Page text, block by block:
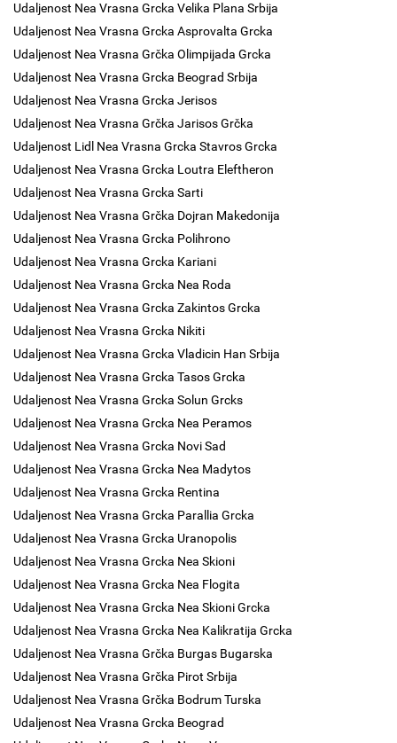
Udaljenost Nea Vrasna Grcka Velika Plana Srbija
Udaljenost Nea Vrasna Grcka Asprovalta Grcka
Udaljenost Nea Vrasna Grčka Olimpijada Grcka
Udaljenost Nea Vrasna Grcka Beograd Srbija
Udaljenost Nea Vrasna Grcka Jerisos
Udaljenost Nea Vrasna Grčka Jarisos Grčka
Udaljenost Lidl Nea Vrasna Grcka Stavros Grcka
Udaljenost Nea Vrasna Grcka Loutra Eleftheron
Udaljenost Nea Vrasna Grcka Sarti
Udaljenost Nea Vrasna Grčka Dojran Makedonija
Udaljenost Nea Vrasna Grcka Polihrono
Udaljenost Nea Vrasna Grcka Kariani
Udaljenost Nea Vrasna Grcka Nea Roda
Udaljenost Nea Vrasna Grcka Zakintos Grcka
Udaljenost Nea Vrasna Grcka Nikiti
Udaljenost Nea Vrasna Grcka Vladicin Han Srbija
Udaljenost Nea Vrasna Grcka Tasos Grcka
Udaljenost Nea Vrasna Grcka Solun Grcks
Udaljenost Nea Vrasna Grcka Nea Peramos
Udaljenost Nea Vrasna Grcka Novi Sad
Udaljenost Nea Vrasna Grcka Nea Madytos
Udaljenost Nea Vrasna Grcka Rentina
Udaljenost Nea Vrasna Grcka Parallia Grcka
Udaljenost Nea Vrasna Grcka Uranopolis
Udaljenost Nea Vrasna Grcka Nea Skioni
Udaljenost Nea Vrasna Grcka Nea Flogita
Udaljenost Nea Vrasna Grcka Nea Skioni Grcka
Udaljenost Nea Vrasna Grcka Nea Kalikratija Grcka
Udaljenost Nea Vrasna Grčka Burgas Bugarska
Udaljenost Nea Vrasna Grčka Pirot Srbija
Udaljenost Nea Vrasna Grčka Bodrum Turska
Udaljenost Nea Vrasna Grcka Beograd